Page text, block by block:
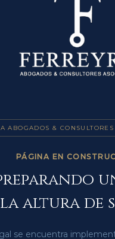
ABOGADOS &
PÁGINA EN
altura de
se encuentra